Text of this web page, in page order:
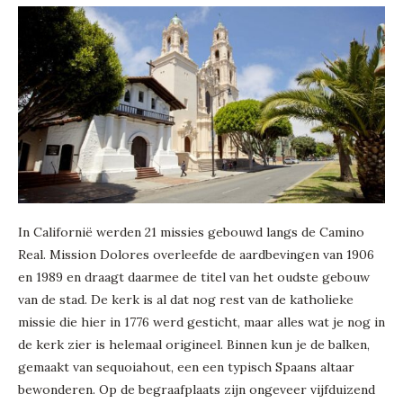
In Californië werden 21 missies gebouwd langs de Camino
Real. Mission Dolores overleefde de aardbevingen van 1906
en 1989 en draagt daarmee de titel van het oudste gebouw
van de stad. De kerk is al dat nog rest van de katholieke
missie die hier in 1776 werd gesticht, maar alles wat je nog in
de kerk zier is helemaal origineel. Binnen kun je de balken,
gemaakt van sequoiahout, een een typisch Spaans altaar
bewonderen. Op de begraafplaats zijn ongeveer vijfduizend